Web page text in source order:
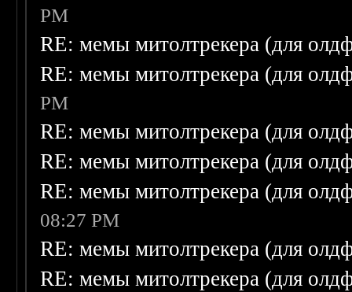
PM
RE: мемы митолтрекера (для
RE: мемы митолтрекера (для
PM
RE: мемы митолтрекера (для
RE: мемы митолтрекера (для
RE: мемы митолтрекера (для
08:27 PM
RE: мемы митолтрекера (для
RE: мемы митолтрекера (для